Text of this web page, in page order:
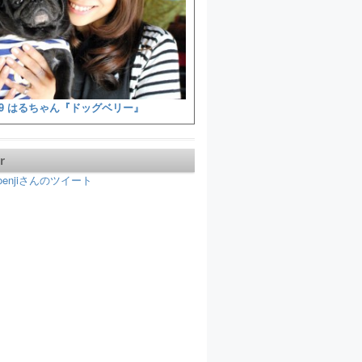
はるちゃん『ドッグベリー』
さんのツイート